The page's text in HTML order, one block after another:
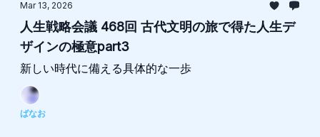
Mar 13, 2026
人生戦略会議 468回 古代文明の旅で得た人生デ
ザインの極意part3
新しい時代に備える具体的な一歩
ばなお